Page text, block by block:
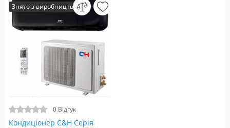
Знято з виробництва
0 Відгук
Кондиціонер C&H Серія